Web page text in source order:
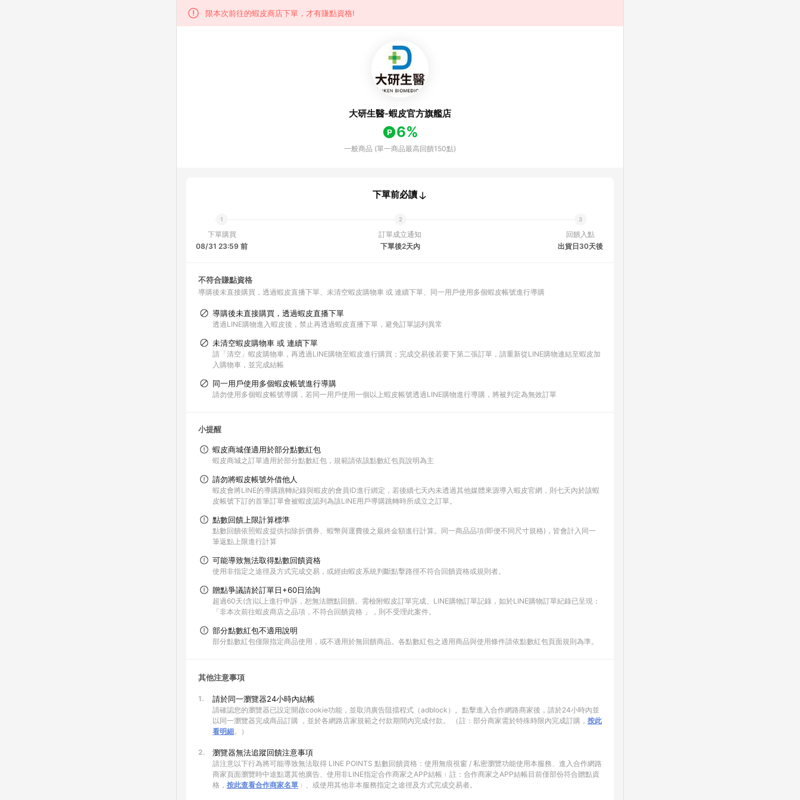
限本次前往的蝦皮商店下單，才有賺點資格!
大研生醫-蝦皮官方旗艦店
6%
一般商品 (單一商品最高回饋150點)
下單前必讀
下單購買
08/31 23:59 前
訂單成立通知
下單後2天內
回饋入點
出貨日30天後
不符合賺點資格
導購後未直接購買，透過蝦皮直播下單 未清空蝦皮購物車 或 連續下單 同一用戶使用多個蝦皮帳號進行導購
導購後未直接購買，透過蝦皮直播下單
透過LINE購物進入蝦皮後，禁止再透過蝦皮直播下單，避免訂單認列異常
未清空蝦皮購物車 或 連續下單
請「清空」蝦皮購物車，再透過LINE購物至蝦皮進行購買；完成交易後若要下第二張訂單，請重新從LINE購物連結至蝦皮加
入購物車，並完成結帳
同一用戶使用多個蝦皮帳號進行導購
請勿使用多個蝦皮帳號導購，若同一用戶使用一個以上蝦皮帳號透過LINE購物進行導購，將被判定為無效訂單
小提醒
蝦皮商城僅適用於部分點數紅包
蝦皮商城之訂單適用於部分點數紅包，規範請依該點數紅包頁說明為主
請勿將蝦皮帳號外借他人
蝦皮會將LINE的導購跳轉紀錄與蝦皮的會員ID進行綁定，若後續七天內未透過其他媒體來源導入蝦皮官網，則七天內於該蝦
皮帳號下訂的首筆訂單會被蝦皮認列為該LINE用戶導購跳轉時所成立之訂單。
點數回饋上限計算標準
點數回饋依照蝦皮提供扣除折價券、蝦幣與運費後之最終金額進行計算。同一商品品項(即便不同尺寸規格)，皆會計入同一
筆返點上限進行計算
可能導致無法取得點數回饋資格
使用非指定之途徑及方式完成交易，或經由蝦皮系統判斷點擊路徑不符合回饋資格或規則者。
贈點爭議請於訂單日+60日洽詢
超過60天(含)以上進行申訴，恕無法贈點回饋。需檢附蝦皮訂單完成、LINE購物訂單記錄，如於LINE購物訂單紀錄已呈現：
「非本次前往蝦皮商店之品項，不符合回饋資格 」，則不受理此案件。
部分點數紅包不適用說明
部分點數紅包僅限指定商品使用，或不適用於無回饋商品。各點數紅包之適用商品與使用條件請依點數紅包頁面規則為準。
其他注意事項
1. 請於同一瀏覽器24小時內結帳
請確認您的瀏覽器已設定開啟cookie功能，並取消廣告阻擋程式（adblock）。點擊進入合作網路商家後，請於24小時內並
以同一瀏覽器完成商品訂購 ，並於各網路店家規範之付款期間內完成付款。 （註：部分商家需於特殊時限內完成訂購， 按此
看明細。）
2. 瀏覽器無法追蹤回饋注意事項
請注意以下行為將可能導致無法取得 LINE POINTS 點數回饋資格：使用無痕視窗 / 私密瀏覽功能使用本服務、進入合作網路
商家頁面瀏覽時中途點選其他廣告、使用非LINE指定合作商家之APP結帳﹙註：合作商家之APP結帳目前僅部份符合贈點資
格， 按此查看合作商家名單 ﹚、或使用其他非本服務指定之途徑及方式完成交易者。